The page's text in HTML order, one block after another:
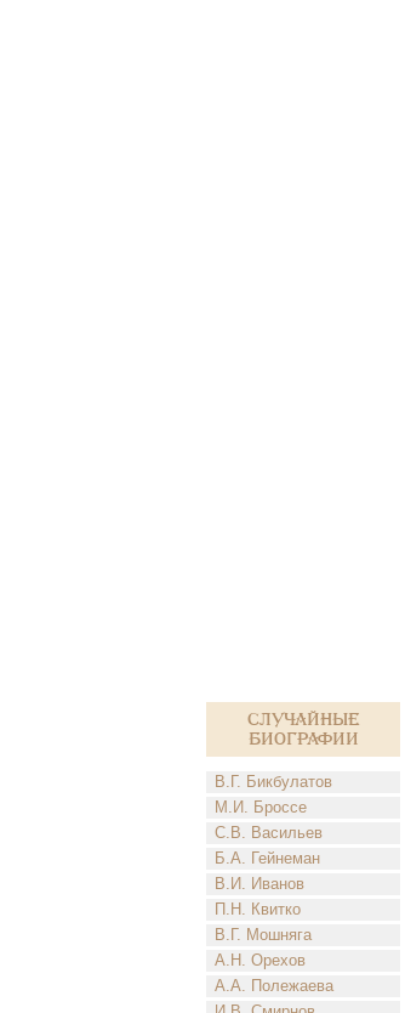
Случайные
биографии
В.Г. Бикбулатов
М.И. Броссе
С.В. Васильев
Б.А. Гейнеман
В.И. Иванов
П.Н. Квитко
В.Г. Мошняга
А.Н. Орехов
А.А. Полежаева